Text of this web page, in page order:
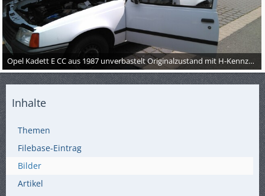
Opel Kadett E CC aus 1987 unverbastelt Originalzustand mit H-Kennzeichen selten 75 PS
Inhalte
Themen
Filebase-Eintrag
Bilder
Artikel